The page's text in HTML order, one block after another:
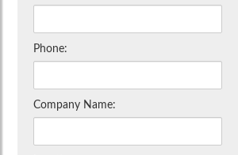
Phone:
Company Name: